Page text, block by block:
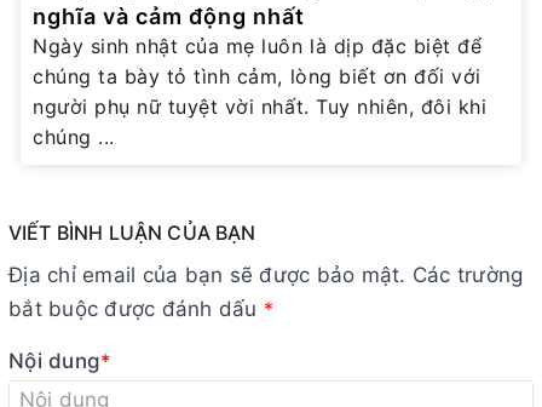
nghĩa và cảm động nhất
Ngày sinh nhật của mẹ luôn là dịp đặc biệt để
chúng ta bày tỏ tình cảm, lòng biết ơn đối với
người phụ nữ tuyệt vời nhất. Tuy nhiên, đôi khi
chúng ...
VIẾT BÌNH LUẬN CỦA BẠN
Địa chỉ email của bạn sẽ được bảo mật. Các trường
bắt buộc được đánh dấu *
Nội dung*